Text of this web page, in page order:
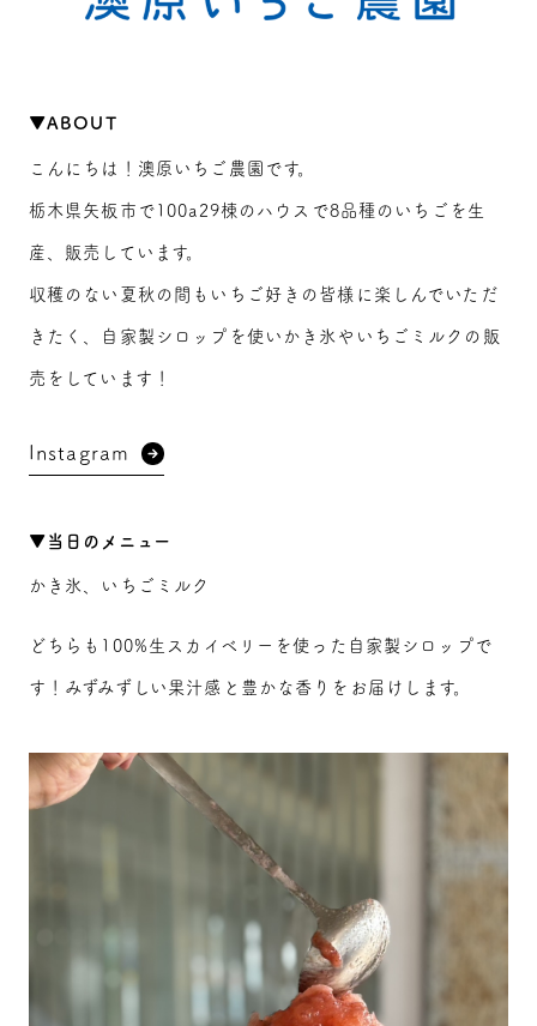
▼ABOUT
こんにちは！澳原いちご農園です。
栃木県矢板市で100a29棟のハウスで8品種のいちごを生
産、販売しています。
収穫のない夏秋の間もいちご好きの皆様に楽しんでいただ
きたく、自家製シロップを使いかき氷やいちごミルクの販
売をしています！
Instagram
▼当日のメニュー
かき氷、いちごミルク
どちらも100%生スカイベリーを使った自家製シロップで
す！みずみずしい果汁感と豊かな香りをお届けします。